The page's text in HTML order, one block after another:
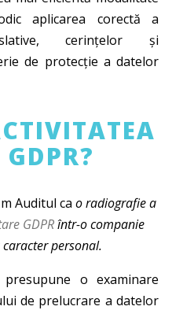
aplicarea corectă a
cerințelor și
de protecție a datelor
Auditul ca o radiografie a
GDPRîntr-o companie
personal.
presupune o examinare
de prelucrare a datelor